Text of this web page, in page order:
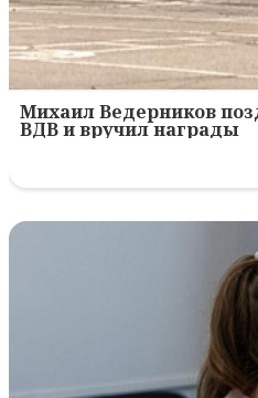
Михаил Ведерников
ВДВ и вручил награды